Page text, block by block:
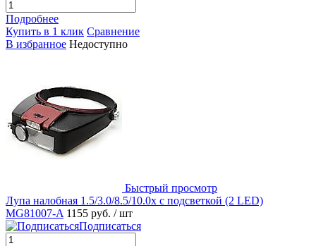
Подробнее
Купить в 1 клик Сравнение
В избранное Недоступно
Быстрый просмотр
Лупа налобная 1.5/3.0/8.5/10.0x с подсветкой (2 LED)
MG81007-A 1155 руб. / шт
Подписаться